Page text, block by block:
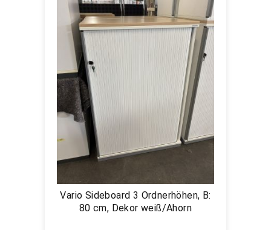
Vario Sideboard 3 Ordnerhöhen, B:
80 cm, Dekor weiß/Ahorn